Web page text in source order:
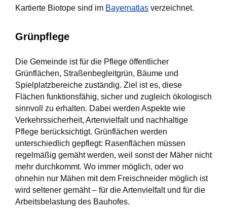
Kartierte Biotope sind im Bayernatlas verzeichnet.
Grünpflege
Die Gemeinde ist für die Pflege öffentlicher
Grünflächen, Straßenbegleitgrün, Bäume und
Spielplatzbereiche zuständig. Ziel ist es, diese
Flächen funktionsfähig, sicher und zugleich ökologisch
sinnvoll zu erhalten. Dabei werden Aspekte wie
Verkehrssicherheit, Artenvielfalt und nachhaltige
Pflege berücksichtigt. Grünflächen werden
unterschiedlich gepflegt: Rasenflächen müssen
regelmäßig gemäht werden, weil sonst der Mäher nicht
mehr durchkommt. Wo immer möglich, oder wo
ohnehin nur Mähen mit dem Freischneider möglich ist
wird seltener gemäht – für die Artenvielfalt und für die
Arbeitsbelastung des Bauhofes.